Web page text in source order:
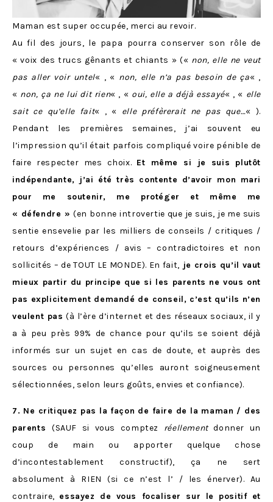
Maman est super occupée, merci au revoir.
Au fil des jours, le papa pourra conserver son rôle de
« voix des trucs gênants et chiants » (« non, elle ne veut
pas aller voir untel« , « non, elle n’a pas besoin de ça« ,
« non, ça ne lui dit rien« , « oui, elle a déjà essayé« , « elle
sait ce qu’elle fait« , « elle préfèrerait ne pas que…« ).
Pendant les premières semaines, j’ai souvent eu
l’impression qu’il était parfois compliqué voire pénible de
faire respecter mes choix. Et même si je suis plutôt
indépendante, j’ai été très contente d’avoir mon mari
pour me soutenir, me protéger et même me
« défendre »(en bonne introvertie que je suis, je me suis
sentie ensevelie par les milliers de conseils / critiques /
retours d’expériences / avis – contradictoires et non
sollicités – de TOUT LE MONDE). En fait, je crois qu’il vaut
mieux partir du principe que si les parents ne vous ont
pas explicitement demandé de conseil, c’est qu’ils n’en
veulent pas (à l’ère d’internet et des réseaux sociaux, il y
a à peu près 99% de chance pour qu’ils se soient déjà
informés sur un sujet en cas de doute, et auprès des
sources ou personnes qu’elles auront soigneusement
sélectionnées, selon leurs goûts, envies et confiance).
7. Ne critiquez pas la façon de faire de la maman / des
parents (SAUF si vous comptez réellementdonner un
coup de main ou apporter quelque chose
d’incontestablement constructif), ça ne sert
absolument à RIEN (si ce n’est l’ / les énerver). Au
contraire, essayez de vous focaliser sur le positif et